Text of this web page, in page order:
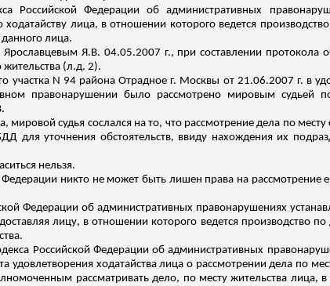
Российской Федерации об административных
ходатайству лица, в отношении которого ведется
лица.
Ярославцевым Я.В. 04.05.2007 г., при составлении
жительства (л.д. 2).
участка N 94 района Отрадное г. Москвы от 21.06.2007 г. в
правонарушении было рассмотрено мировым судьей
мировой судья сослался на то, что рассмотрение дела по
для уточнения обстоятельств, ввиду нахождения их
нельзя.
Федерации никто не может быть лишен права на рассмотрение
Федерации об административных правонарушениях
лицу, в отношении которого ведется производство
Российской Федерации об административных
удовлетворения ходатайства лица о рассмотрении дела по
рассматривать дело, по месту жительства лица,